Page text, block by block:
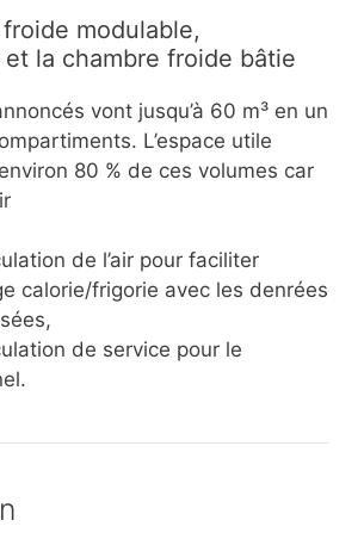
modulable,
la chambre froide bâtie
vont jusqu’à 60 m³ en un
L’espace utile
80 % de ces volumes car
de l’air pour faciliter
calorie/frigorie avec les denrées
de service pour le